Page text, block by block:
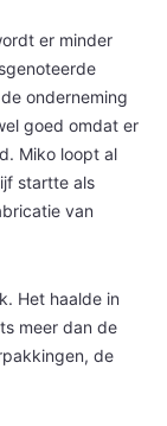
er minder
onderneming
goed omdat er
Miko loopt al
startte als
van
Het haalde in
meer dan de
de